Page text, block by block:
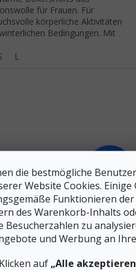
die bestmögliche
Website Cookies. Einige
Funktionieren
des Warenkorb-Inhalts
Besucherzahlen zu
und Werbung an
auf „Alle
für Frauen. Für
körperliche Aktivitäten
Bedingungen. Mit
L
–30 %
Thermo-Unterwäsche
BOXER
rabenschwarz - schwarz
Auf Lager